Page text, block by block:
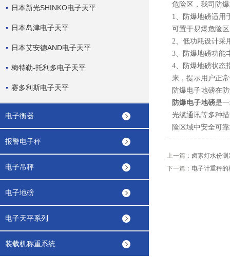
日本新光SHINKO电子天平
日本岛津电子天平
日本艾安德AND电子天平
梅特勒-托利多电子天平
赛多利斯电子天平
电子衡器
报警电子秤
电子吊秤
电子地磅
电子天平系列
装载机称重系统
危险区，我司防
1、防爆地磅适用
可置于易爆危险
2、低功耗设计采
3、防爆地磅功能
4、防爆地磅状态
来，提示用户正
防爆电子地磅在
防爆电子地磅是
光缆通讯等多种
险区域中安全可
上一篇： 卤素灯水份
下一篇： 电子计重秤